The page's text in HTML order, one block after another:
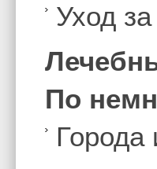
Уход
По
Города